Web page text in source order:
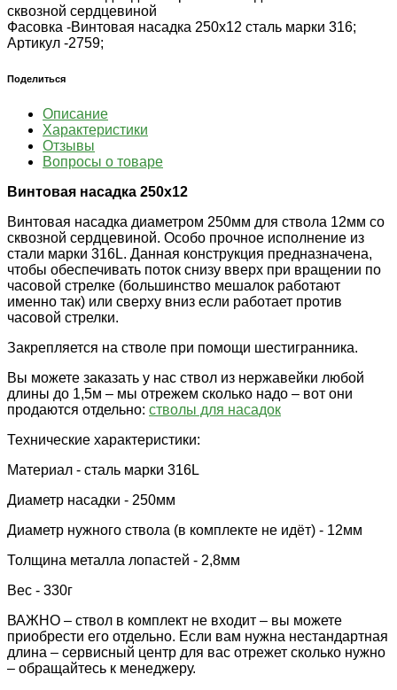
сквозной сердцевиной
Фасовка -Винтовая насадка 250х12 сталь марки 316;
Артикул -2759;
Поделиться
Описание
Характеристики
Отзывы
Вопросы о товаре
Винтовая насадка 250х12
Винтовая насадка диаметром 250мм для ствола 12мм со
сквозной сердцевиной. Особо прочное исполнение из
стали марки 316L. Данная конструкция предназначена,
чтобы обеспечивать поток снизу вверх при вращении по
часовой стрелке (большинство мешалок работают
именно так) или сверху вниз если работает против
часовой стрелки.
Закрепляется на стволе при помощи шестигранника.
Вы можете заказать у нас ствол из нержавейки любой
длины до 1,5м – мы отрежем сколько надо – вот они
продаются отдельно: стволы для насадок
Технические характеристики:
Материал - сталь марки 316L
Диаметр насадки - 250мм
Диаметр нужного ствола (в комплекте не идёт) - 12мм
Толщина металла лопастей - 2,8мм
Вес - 330г
ВАЖНО – ствол в комплект не входит – вы можете
приобрести его отдельно. Если вам нужна нестандартная
длина – сервисный центр для вас отрежет сколько нужно
– обращайтесь к менеджеру.